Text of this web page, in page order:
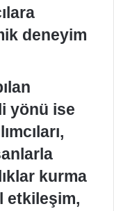
deneyim
yönü ise
kurma
etkileşim,